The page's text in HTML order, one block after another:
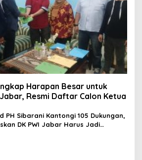
Harapan Besar untuk
Resmi Daftar Calon Ketua
PH Sibarani Kantongi 105 Dukungan,
DK PWI Jabar Harus Jadi